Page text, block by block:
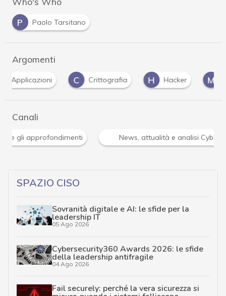
P
Paolo Tarsitano
Argomenti
C
Crittografia H Hacker M malware
Canali
Attacchi hacker e Malware: le ultime news in tempo
SPAZIO CISO
Sovranità digitale e AI: le sfide per la
leadership IT
05 Ago 2026
Cybersecurity360 Awards 2026: le sfide
della leadership antifragile
04 Ago 2026
Fail securely: perché la vera sicurezza si